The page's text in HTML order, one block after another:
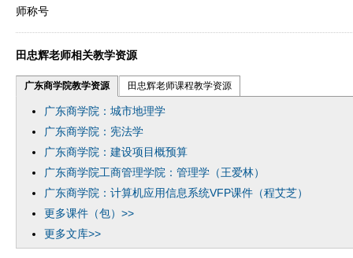
师称号
田忠辉老师相关教学资源
广东商学院教学资源 田忠辉老师课程教学资源
广东商学院：城市地理学
广东商学院：宪法学
广东商学院：建设项目概预算
广东商学院工商管理学院：管理学（王爱林）
广东商学院：计算机应用信息系统VFP课件（程艾芝）
更多课件（包）>>
更多文库>>